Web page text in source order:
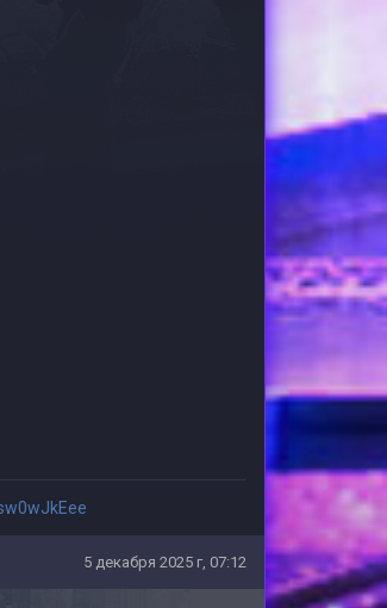
5 декабря 2025 г, 07:12